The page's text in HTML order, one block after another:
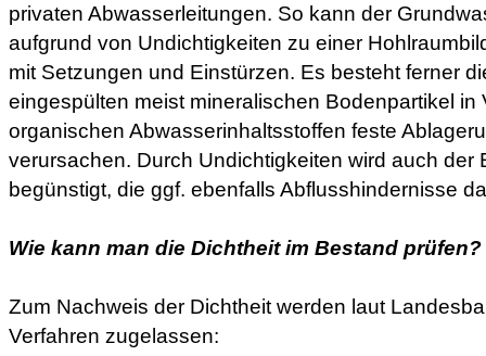
privaten Abwasserleitungen. So kann der
aufgrund von Undichtigkeiten zu einer
mit Setzungen und Einstürzen. Es besteht ferner
eingespülten meist mineralischen Bodenpartikel in
organischen Abwasserinhaltsstoffen feste
verursachen. Durch Undichtigkeiten wird auch der
begünstigt, die ggf. ebenfalls Abflusshindernisse
Wie kann man die Dichtheit im Bestand prüfen?
Zum Nachweis der Dichtheit werden laut
Verfahren zugelassen: